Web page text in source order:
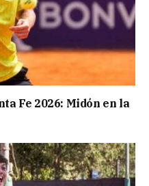
Fe 2026: Midón en la